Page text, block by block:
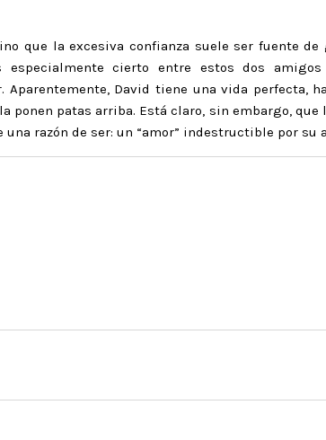
que la excesiva confianza suele ser fuente de
especialmente cierto entre estos dos
Aparentemente, David tiene una vida perfecta,
ponen patas arriba. Está claro, sin embargo, que
una razón de ser: un “amor” indestructible por su